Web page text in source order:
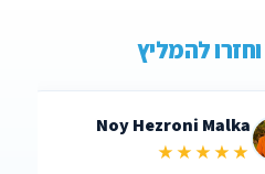
וחזרו להמליץ
Noy Hezroni Malka
★★★★★